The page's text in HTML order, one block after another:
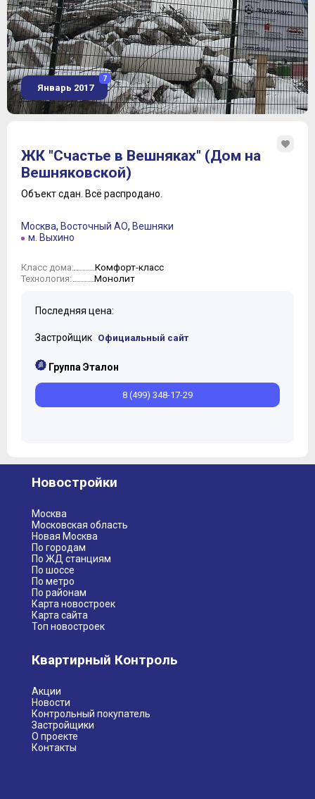
Январь 2017
7
ЖК "Счастье в Вешняках" (Дом на
Вешняковской)
Объект сдан. Всё распродано.
Москва, Восточный АО, Вешняки
м. Выхино
Класс дома: Комфорт-класс
Технология: Монолит
Последняя цена:
Застройщик Официальный сайт
Группа Эталон
8 (499) 348-17-29
Новостройки
Москва
Московская область
Новая Москва
По городам
По ЖД станциям
По шоссе
По метро
По районам
Карта новостроек
Карта сайта
Топ новостроек
Квартирный Контроль
Акции
Новости
Контрольный покупатель
Застройщики
О проекте
Контакты